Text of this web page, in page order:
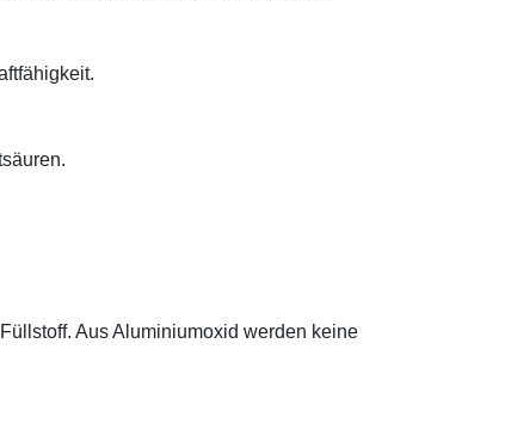
Aus Aluminiumoxid werden keine